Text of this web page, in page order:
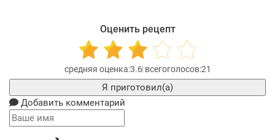
Оценить рецепт
3.6 21
Я приготовил(а)
Добавить комментарий